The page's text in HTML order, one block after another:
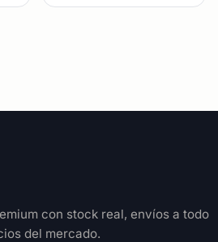
con stock real, envíos a todo
del mercado.